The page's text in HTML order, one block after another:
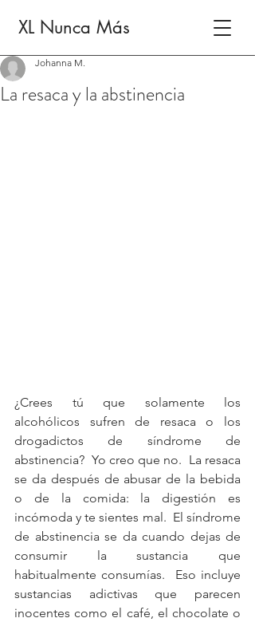
XL Nunca Más
La resaca y la abstinencia
Johanna M.
¿Crees tú que solamente los
alcohólicos sufren de resaca o los
drogadictos de síndrome de
abstinencia?  Yo creo que no.  La resaca
se da después de abusar de la bebida
o de la comida: la digestión es
incómoda y te sientes mal.  El síndrome
de abstinencia se da cuando dejas de
consumir la sustancia que
habitualmente consumías.  Eso incluye
sustancias adictivas que parecen
inocentes como el café, el chocolate o